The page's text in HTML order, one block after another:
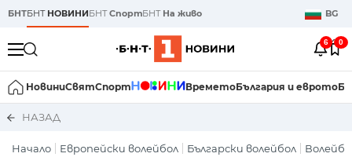
БНТБНТ НОВИНИБНТСпортБНТ На живо BG
6 0
НовиниСвятСпорт ВреметоБългария и еврото
НАЗАД
Начало Европейски волейбол Български волейбол